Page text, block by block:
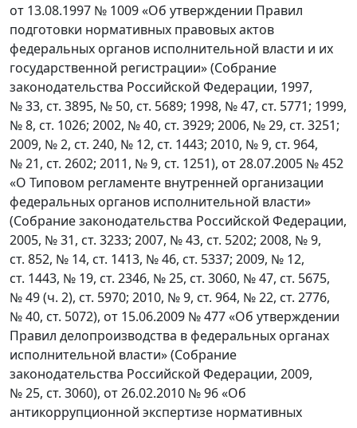
от 13.08.1997 № 1009 «Об утверждении Правил
подготовки нормативных правовых актов
федеральных органов исполнительной власти и их
государственной регистрации» (Собрание
законодательства Российской Федерации, 1997,
№ 33, ст. 3895, № 50, ст. 5689; 1998, № 47, ст. 5771; 1999,
№ 8, ст. 1026; 2002, № 40, ст. 3929; 2006, № 29, ст. 3251;
2009, № 2, ст. 240, № 12, ст. 1443; 2010, № 9, ст. 964,
№ 21, ст. 2602; 2011, № 9, ст. 1251), от 28.07.2005 № 452
«О Типовом регламенте внутренней организации
федеральных органов исполнительной власти»
(Собрание законодательства Российской Федерации,
2005, № 31, ст. 3233; 2007, № 43, ст. 5202; 2008, № 9,
ст. 852, № 14, ст. 1413, № 46, ст. 5337; 2009, № 12,
ст. 1443, № 19, ст. 2346, № 25, ст. 3060, № 47, ст. 5675,
№ 49 (ч. 2), ст. 5970; 2010, № 9, ст. 964, № 22, ст. 2776,
№ 40, ст. 5072), от 15.06.2009 № 477 «Об утверждении
Правил делопроизводства в федеральных органах
исполнительной власти» (Собрание
законодательства Российской Федерации, 2009,
№ 25, ст. 3060), от 26.02.2010 № 96 «Об
антикоррупционной экспертизе нормативных